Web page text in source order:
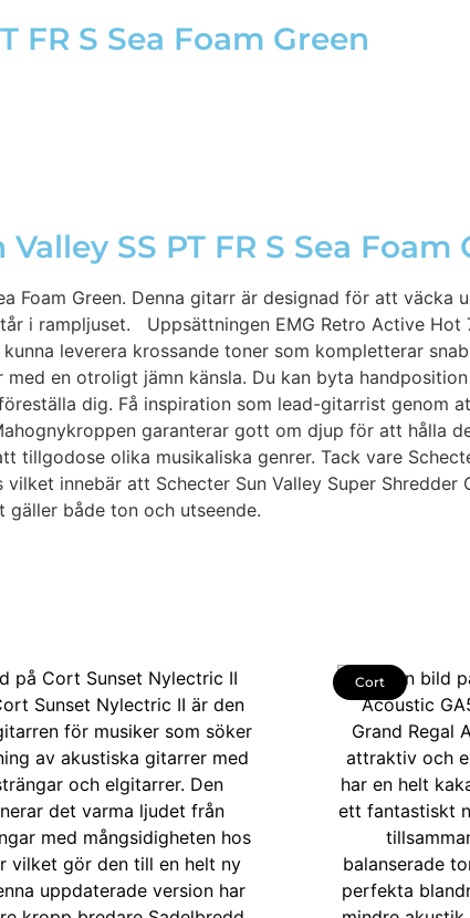
FR S Sea Foam Green
SS PT FR S Sea Foam
Foam Green. Denna gitarr är designad för att väcka
i rampljuset. Uppsättningen EMG Retro Active Hot
leverera krossande toner som kompletterar
en otroligt jämn känsla. Du kan byta
dig. Få inspiration som lead-gitarrist genom
garanterar gott om djup för att hålla
tillgodose olika musikaliska genrer. Tack vare
innebär att Schecter Sun Valley Super Shredder
både ton och utseende.
Cort